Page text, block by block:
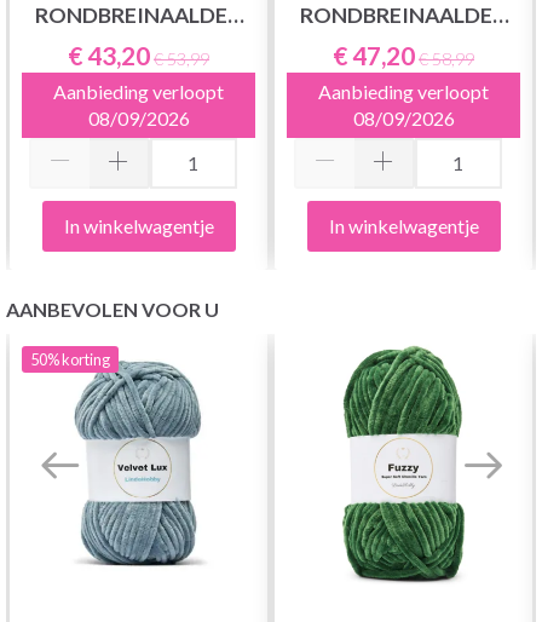
RONDBREINAALDEN
SET DELUXE
€ 43,20€ 53,99
Aanbieding verloopt
08/09/2026
In winkelwagentje
RONDBREINAALDEN
SET DELUXE
€ 47,20€ 58,99
Aanbieding verloopt
08/09/2026
In winkelwagentje
AANBEVOLEN VOOR U
50%korting